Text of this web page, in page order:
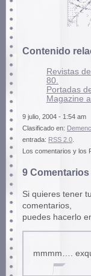
Contenido
Revistas
80.
Portadas
Magazine
9 julio, 2004 - 1:54 am
Clasificado en:
entrada: RSS 2.0.
Los comentarios y los
9 Comentarios
Si quieres tener
comentarios,
puedes hacerlo
mmmm….